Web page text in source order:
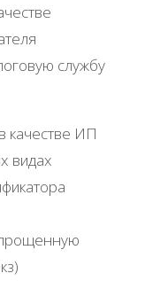
службу
качестве ИП
видах